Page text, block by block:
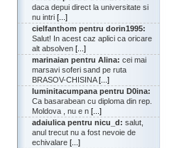
daca depui direct la universitate si
nu intri [...]
cielfanthom pentru dorin1995:
Salut! In acest caz aplici ca oricare
alt absolven [...]
marinaian pentru Alina: cei mai
marsavi soferi sand pe ruta
BRASOV-CHISINA[...]
luminitacumpana pentru D0ina:
Ca basarabean cu diploma din rep.
Moldova , nu e n [...]
adaiulica pentru nicu_d: salut,
anul trecut nu a fost nevoie de
echivalare [...]